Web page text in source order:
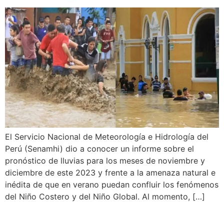
El Servicio Nacional de Meteorología e Hidrología del
Perú (Senamhi) dio a conocer un informe sobre el
pronóstico de lluvias para los meses de noviembre y
diciembre de este 2023 y frente a la amenaza natural e
inédita de que en verano puedan confluir los fenómenos
del Niño Costero y del Niño Global. Al momento, […]